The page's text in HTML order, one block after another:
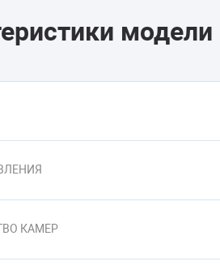
модели
КАМЕР